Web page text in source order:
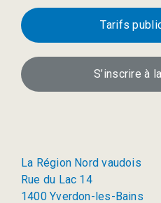
Tarifs
S’inscrire à
La Région Nord vaudois
Rue du Lac 14
1400 Yverdon-les-Bains